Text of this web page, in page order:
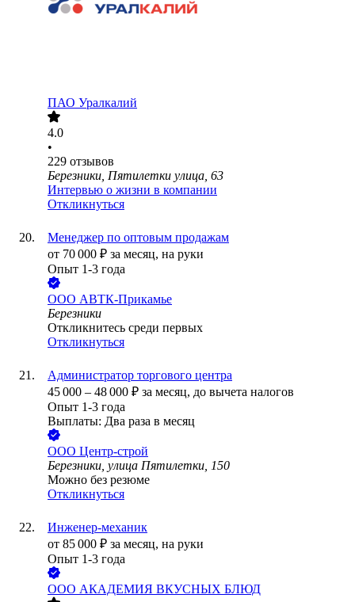
ПАО Уралкалий
4.0
•
229 отзывов
Березники, Пятилетки улица, 63
Интервью о жизни в компании
Откликнуться
Менеджер по оптовым продажам
от 70 000 ₽ за месяц, на руки
Опыт 1-3 года
ООО АВТК-Прикамье
Березники
Откликнитесь среди первых
Откликнуться
Администратор торгового центра
45 000 – 48 000 ₽ за месяц, до вычета налогов
Опыт 1-3 года
Выплаты: Два раза в месяц
ООО Центр-строй
Березники, улица Пятилетки, 150
Можно без резюме
Откликнуться
Инженер-механик
от 85 000 ₽ за месяц, на руки
Опыт 1-3 года
ООО АКАДЕМИЯ ВКУСНЫХ БЛЮД